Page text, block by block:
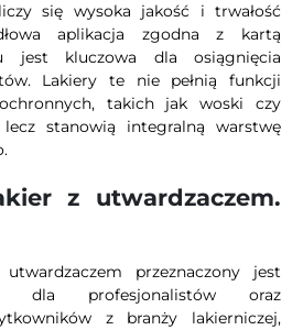
się wysoka jakość i trwałość
aplikacja zgodna z kartą
jest kluczowa dla osiągnięcia
Lakiery te nie pełnią funkcji
takich jak woski czy
lecz stanowią integralną warstwę
z utwardzaczem.
przeznaczony jest
dla profesjonalistów oraz
z branży lakierniczej,